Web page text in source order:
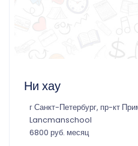
Ни хау
г Санкт-Петербург, пр-кт
Lancmanschool
6800 руб. месяц